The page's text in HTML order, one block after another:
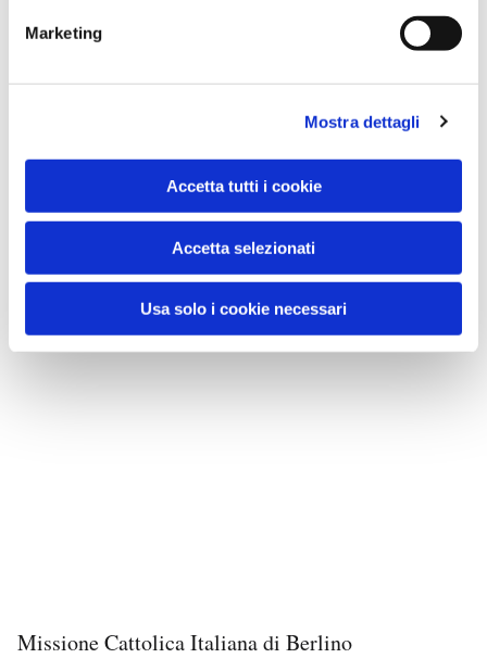
Marketing
Mostra dettagli
Accetta tutti i cookie
Accetta selezionati
Usa solo i cookie necessari
Missione Cattolica Italiana di Berlino